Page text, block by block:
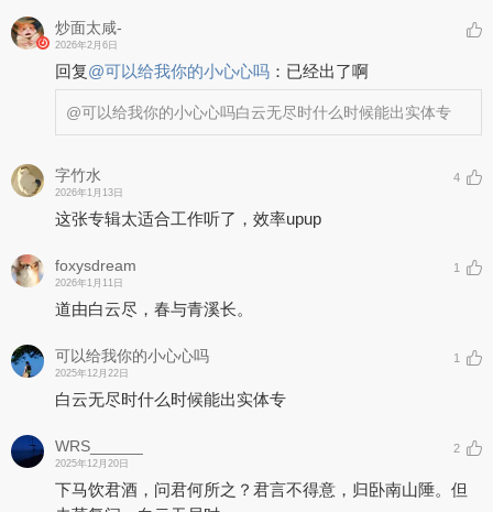
炒面太咸-
2026年2月6日
回复@可以给我你的小心心吗 ： 已经出了啊
@可以给我你的小心心吗白云无尽时什么时候能出实体专
字竹水
2026年1月13日
4
这张专辑太适合工作听了，效率upup
foxysdream
2026年1月11日
1
道由白云尽，春与青溪长。
可以给我你的小心心吗
2025年12月22日
1
白云无尽时什么时候能出实体专
WRS______
2025年12月20日
2
下马饮君酒，问君何所之？君言不得意，归卧南山陲。但